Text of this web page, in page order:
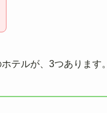
テルが、3つあります。